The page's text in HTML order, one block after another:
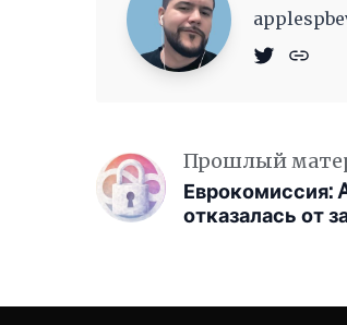
Прошлый
Еврокомиссия:
отказалась от